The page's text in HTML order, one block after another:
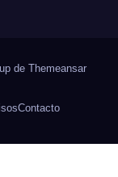
de Themeansar
Contacto